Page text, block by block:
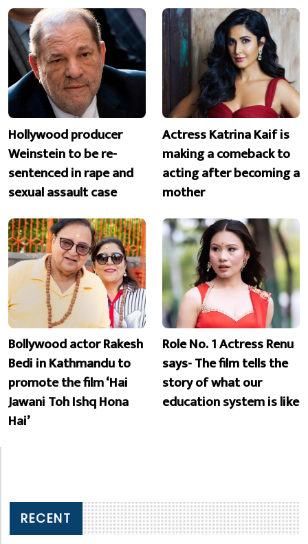
Hollywood producer
Weinstein to be re-
sentenced in rape and
sexual assault case
Actress Katrina Kaif is
making a comeback to
acting after becoming a
mother
Bollywood actor Rakesh
Bedi in Kathmandu to
promote the film ‘Hai
Jawani Toh Ishq Hona
Hai’
Role No. 1 Actress Renu
says- The film tells the
story of what our
education system is like
RECENT